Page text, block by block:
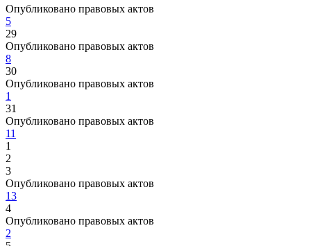
Опубликовано правовых актов
5
29
Опубликовано правовых актов
8
30
Опубликовано правовых актов
1
31
Опубликовано правовых актов
11
1
2
3
Опубликовано правовых актов
13
4
Опубликовано правовых актов
2